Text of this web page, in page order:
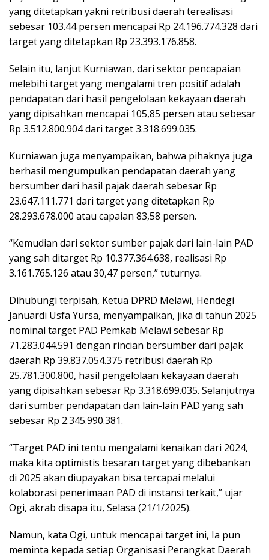
yang ditetapkan yakni retribusi daerah terealisasi
sebesar 103.44 persen mencapai Rp 24.196.774.328 dari
target yang ditetapkan Rp 23.393.176.858.
Selain itu, lanjut Kurniawan, dari sektor pencapaian
melebihi target yang mengalami tren positif adalah
pendapatan dari hasil pengelolaan kekayaan daerah
yang dipisahkan mencapai 105,85 persen atau sebesar
Rp 3.512.800.904 dari target 3.318.699.035.
Kurniawan juga menyampaikan, bahwa pihaknya juga
berhasil mengumpulkan pendapatan daerah yang
bersumber dari hasil pajak daerah sebesar Rp
23.647.111.771 dari target yang ditetapkan Rp
28.293.678.000 atau capaian 83,58 persen.
“Kemudian dari sektor sumber pajak dari lain-lain PAD
yang sah ditarget Rp 10.377.364.638, realisasi Rp
3.161.765.126 atau 30,47 persen,” tuturnya.
Dihubungi terpisah, Ketua DPRD Melawi, Hendegi
Januardi Usfa Yursa, menyampaikan, jika di tahun 2025
nominal target PAD Pemkab Melawi sebesar Rp
71.283.044.591 dengan rincian bersumber dari pajak
daerah Rp 39.837.054.375 retribusi daerah Rp
25.781.300.800, hasil pengelolaan kekayaan daerah
yang dipisahkan sebesar Rp 3.318.699.035. Selanjutnya
dari sumber pendapatan dan lain-lain PAD yang sah
sebesar Rp 2.345.990.381.
“Target PAD ini tentu mengalami kenaikan dari 2024,
maka kita optimistis besaran target yang dibebankan
di 2025 akan diupayakan bisa tercapai melalui
kolaborasi penerimaan PAD di instansi terkait,” ujar
Ogi, akrab disapa itu, Selasa (21/1/2025).
Namun, kata Ogi, untuk mencapai target ini, Ia pun
meminta kepada setiap Organisasi Perangkat Daerah